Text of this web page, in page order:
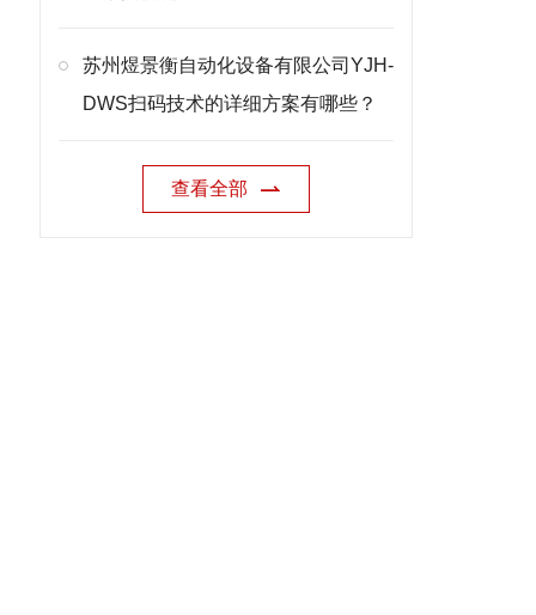
苏州煜景衡自动化设备有限公司YJH-
DWS扫码技术的详细方案有哪些？
查看全部